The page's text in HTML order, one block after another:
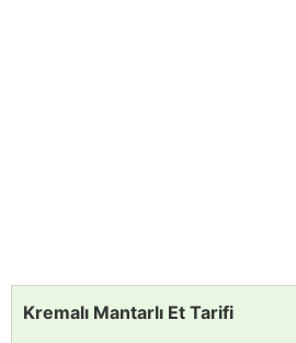
Kremalı Mantarlı Et Tarifi